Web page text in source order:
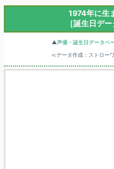
1974年に生
［誕生日デー
▲声優・誕生日データベ
≪データ作成：ストロー